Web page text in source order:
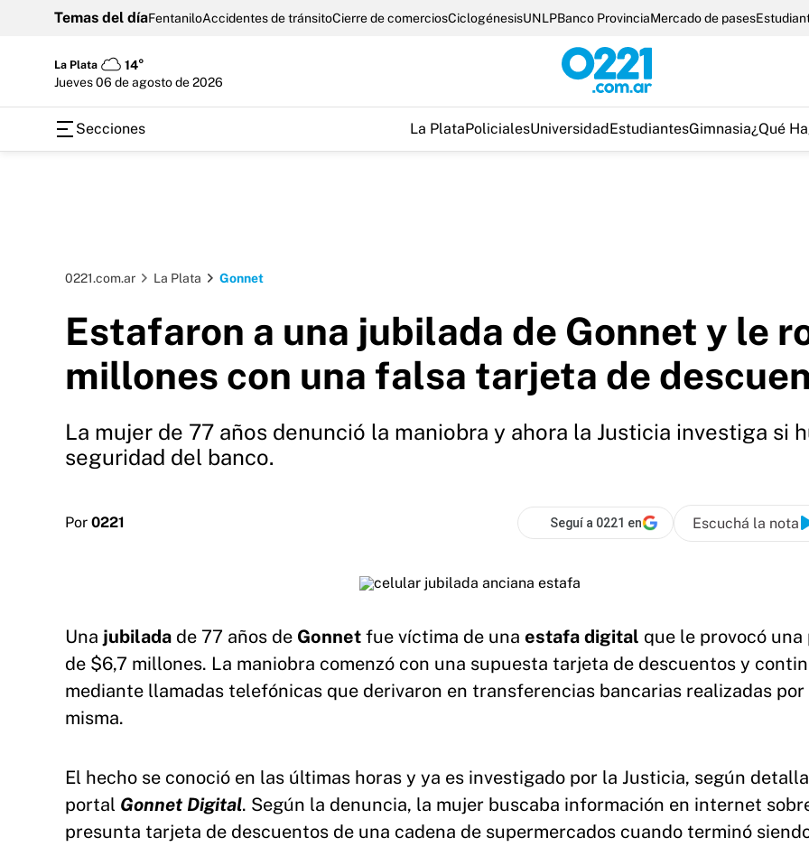
Temas del díaFentaniloAccidentes de tránsitoCierre de comerciosCiclogénesisUNLPBanco ProvinciaMercado de pases
La Plata
14°
jueves 06 de agosto de 2026
Secciones La PlataPolicialesUniversidadEstudiantesGimnasia¿Qué
0221.com.ar La Plata Gonnet
Estafaron a una jubilada de Gonnet y le
millones con una falsa tarjeta de
La mujer de 77 años denunció la maniobra y ahora la Justicia investiga si
seguridad del banco.
Por 0221 Seguí a 0221 en Escuchá la nota
Una jubilada de 77 años de Gonnet fue víctima de una estafa digital que le provocó una
de $6,7 millones. La maniobra comenzó con una supuesta tarjeta de descuentos y
mediante llamadas telefónicas que derivaron en transferencias bancarias realizadas por
misma.
El hecho se conoció en las últimas horas y ya es investigado por la Justicia, según
portal Gonnet Digital. Según la denuncia, la mujer buscaba información en internet
presunta tarjeta de descuentos de una cadena de supermercados cuando terminó